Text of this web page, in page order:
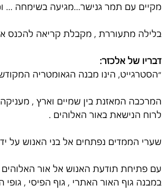
מקיים עם תמר גנישר…מגיעה בשימחה …
בלילה מתעוררת , מקבלת קריאה להכנס
דבריו של אלכזר:
״הסטרגייט, הינו מבנה הגאומטריה
המרכבה המאזנת בין שמיים וארץ , מעניקה
לרוח הנישאת באור האלוהים .
שערי הממדים נפתחים אל בני האנוש על
עם פתיחת תודעת האנוש אל אור
במבנה גוף האור האתרי , גוף הפיסי ,